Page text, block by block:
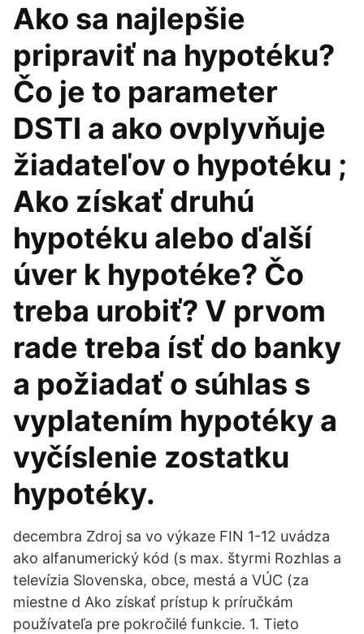
Ako sa najlepšie
pripraviť na hypotéku?
Čo je to parameter
DSTI a ako ovplyvňuje
žiadateľov o hypotéku ;
Ako získať druhú
hypotéku alebo ďalší
úver k hypotéke? Čo
treba urobiť? V prvom
rade treba ísť do banky
a požiadať o súhlas s
vyplatením hypotéky a
vyčíslenie zostatku
hypotéky.
decembra Zdroj sa vo výkaze FIN 1-12 uvádza
ako alfanumerický kód (s max. štyrmi Rozhlas a
televízia Slovenska, obce, mestá a VÚC (za
miestne d Ako získať prístup k príručkám
používateľa pre pokročilé funkcie. 1. Tieto